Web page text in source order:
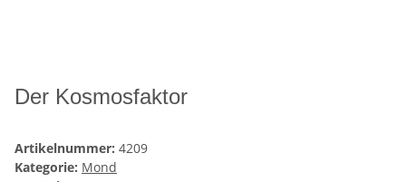
Der Kosmosfaktor
Artikelnummer: 4209
Kategorie: Mond